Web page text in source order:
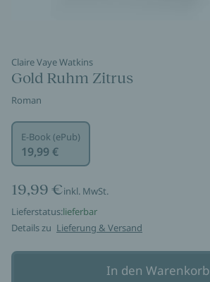
Claire Vaye Watkins
Gold Ruhm Zitrus
Roman
E-Book (ePub)
19,99 €
19,99 €inkl. MwSt.
Lieferstatus:lieferbar
Details zu Lieferung & Versand
In den Warenkorb